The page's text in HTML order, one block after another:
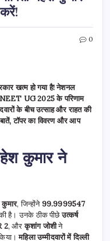
0
खत्म हो गया है! नेशनल
UG 2025 के परिणाम
के बीच उत्साह और राहत की
टॉपर का विवरण और आप
कुमार ने
, जिन्होंने99.9999547
की है। उनके ठीक पीछेउत्कर्ष
2, औरकृशांग जोशीने
महिला उम्मीदवारों में दिल्ली